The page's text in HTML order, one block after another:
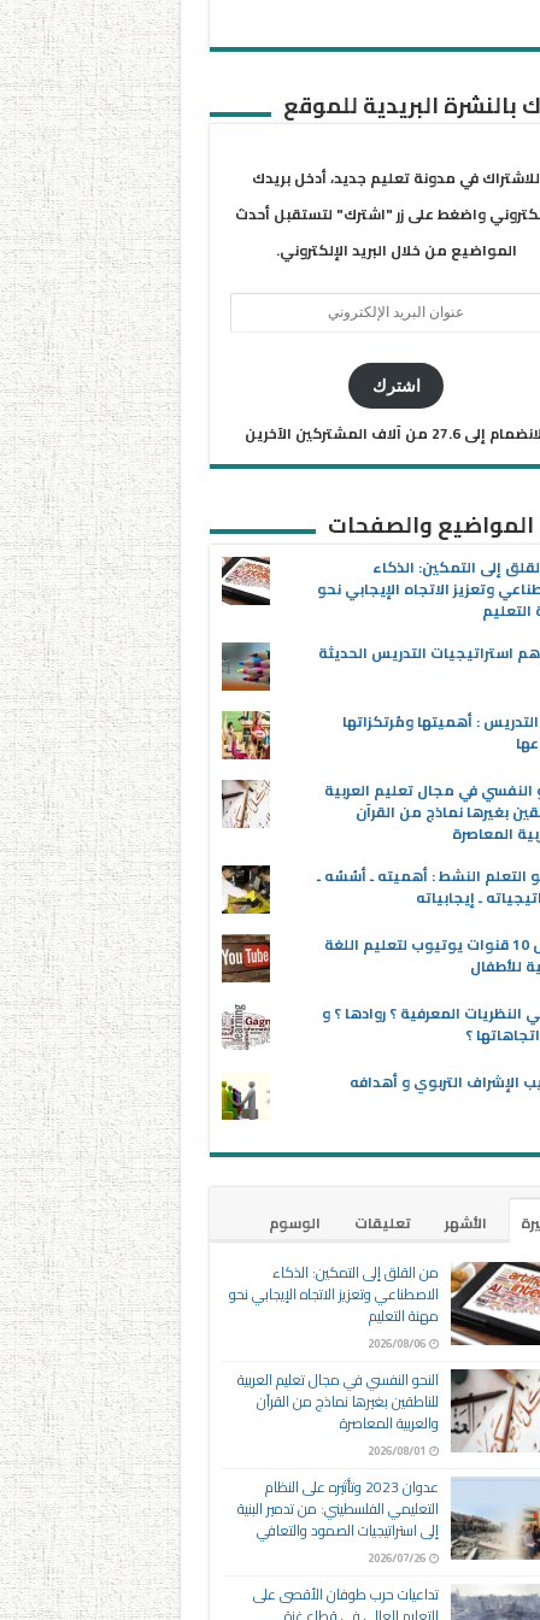
بالنشرة البريدية للموقع
للاشتراك في مدونة تعليم جديد، أدخل بريدك
واضغط على زر "اشترك" لتستقبل أحدث
المواضيع من خلال البريد الإلكتروني.
اشترك
إلى 27.6 من آلاف المشتركين الآخرين
المواضيع والصفحات
إلى التمكين: الذكاء
وتعزيز الاتجاه الإيجابي نحو
استراتيجيات التدريس الحديثة
: أهميتها ومُرتكزاتها
النفسي في مجال تعليم العربية
بغيرها نماذج من القرآن
المعاصرة
التعلم النشط : أهميته ـ أسُسُه ـ
ـ إيجابياته
أفضل 10 قنوات يوتيوب لتعليم اللغة
للأطفال
النظريات المعرفية ؟ روادها ؟ و
؟
الإشراف التربوي و أهدافه
الأشهر تعليقات
الوسوم
من القلق إلى التمكين: الذكاء
الاصطناعي وتعزيز الاتجاه الإيجابي نحو
مهنة التعليم
2026/08/06
النحو النفسي في مجال تعليم العربية
للناطقين بغيرها نماذج من القرآن
والعربية المعاصرة
2026/08/01
عدوان 2023 وتأثيره على النظام
التعليمي الفلسطيني: من تدمير البنية
إلى استراتيجيات الصمود والتعافي
2026/07/26
تداعيات حرب طوفان الأقصى على